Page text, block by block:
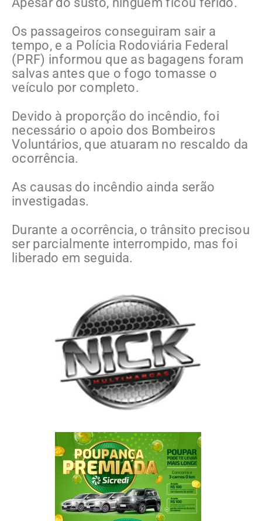
Os passageiros conseguiram sair a
tempo, e a Polícia Rodoviária Federal
(PRF) informou que as bagagens foram
salvas antes que o fogo tomasse o
veículo por completo.
Devido à proporção do incêndio, foi
necessário o apoio dos Bombeiros
Voluntários, que atuaram no rescaldo da
ocorrência.
As causas do incêndio ainda serão
investigadas.
Durante a ocorrência, o trânsito precisou
ser parcialmente interrompido, mas foi
liberado em seguida.